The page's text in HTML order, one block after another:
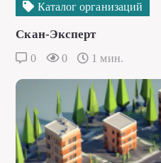
Каталог организаций
Скан-Эксперт
0 0 1 мин.